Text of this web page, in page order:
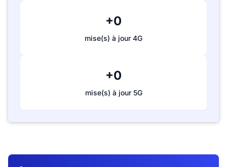
+0
mise(s) à jour 4G
+0
mise(s) à jour 5G